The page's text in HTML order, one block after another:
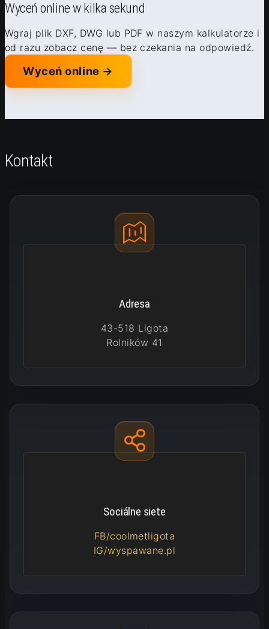
Wyceń online w kilka sekund
Wgraj plik DXF, DWG lub PDF w naszym kalkulatorze i
od razu zobacz cenę — bez czekania na odpowiedź.
Wyceń online →
Kontakt
Adresa
43-518 Ligota
Rolników 41
Sociálne siete
FB/coolmetligota
IG/wyspawane.pl